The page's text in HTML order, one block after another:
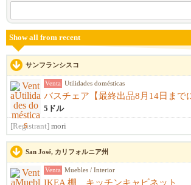
Show all from recent
サンフランシスコ
Venta Utilidades domésticas
バスチェア【最終出品8月14日まで
5ドル
[Registrant] mori
San José, カリフォルニア州
Venta Muebles / Interior
IKEA 棚 キッチンキャビネット